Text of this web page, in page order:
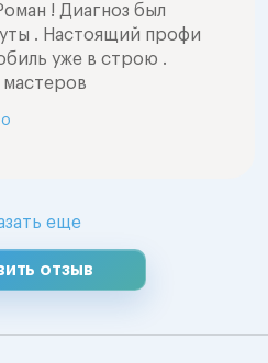
! Диагноз был
. Настоящий профи
уже в строю .
еще
отзыв